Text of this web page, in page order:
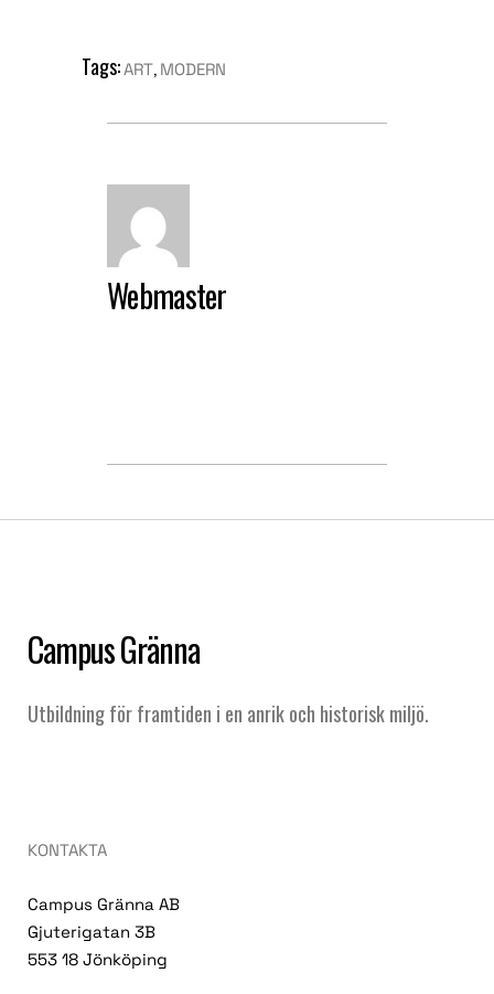
Tags:ART, MODERN
Webmaster
Campus Gränna
Utbildning för framtiden i en anrik och historisk miljö.
KONTAKTA
Campus Gränna AB
Gjuterigatan 3B
553 18 Jönköping